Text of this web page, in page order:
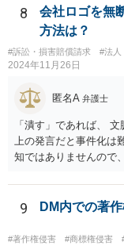
利用を目的とする」
です。 また、広告収
性がありますが、決定
成否は、主に「専ら顧
断されます。広告収
すが、それだけで直ち
非営利であれば「表現
れる可能性があります
しての色彩が強まり、
更・確認しておく事項
界があるかと思うので
も一つかと存じます。
8
会社ロゴを無
方法は？
#訴訟・損害賠償請求 #法人
2024年11月26日
匿名A 弁護士
「潰す」であれば、
上の発言だと事件化は
知ではありませんので
害として法的措置をと
9 DM内での著
#著作権侵害 #商標権侵害